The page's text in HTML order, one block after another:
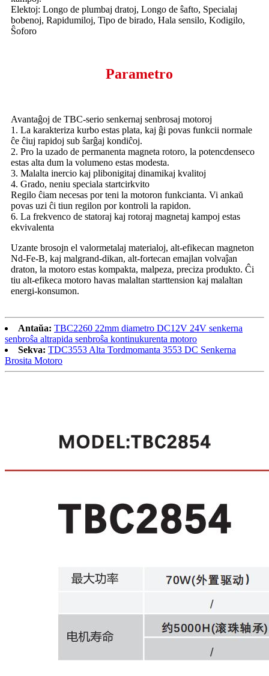
Elektoj: Longo de plumbaj dratoj, Longo de ŝafto, Specialaj
bobenoj, Rapidumiloj, Tipo de birado, Hala sensilo, Kodigilo,
Ŝoforo
Parametro
Avantaĝoj de TBC-serio senkernaj senbrosaj motoroj
1. La karakteriza kurbo estas plata, kaj ĝi povas funkcii normale
ĉe ĉiuj rapidoj sub ŝarĝaj kondiĉoj.
2. Pro la uzado de permanenta magneta rotoro, la potencdenseco
estas alta dum la volumeno estas modesta.
3. Malalta inercio kaj plibonigitaj dinamikaj kvalitoj
4. Grado, neniu speciala startcirkvito
Regilo ĉiam necesas por teni la motoron funkcianta. Vi ankaŭ
povas uzi ĉi tiun regilon por kontroli la rapidon.
6. La frekvenco de statoraj kaj rotoraj magnetaj kampoj estas
ekvivalenta
Uzante brosojn el valormetalaj materialoj, alt-efikecan magneton
Nd-Fe-B, kaj malgrand-dikan, alt-fortecan emajlan volvaĵan
draton, la motoro estas kompakta, malpeza, preciza produkto. Ĉi
tiu alt-efikeca motoro havas malaltan starttension kaj malaltan
energi-konsumon.
Antaŭa: TBC2260 22mm diametro DC12V 24V senkerna
senbroŝa altrapida senbroŝa kontinukurenta motoro
Sekva: TDC3553 Alta Tordmomanta 3553 DC Senkerna
Brosita Motoro